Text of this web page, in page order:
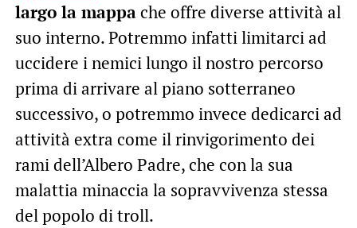
largo la mappache offre diverse attività al
suo interno. Potremmo infatti limitarci ad
uccidere i nemici lungo il nostro percorso
prima di arrivare al piano sotterraneo
successivo, o potremmo invece dedicarci ad
attività extra come il rinvigorimento dei
rami dell’Albero Padre, che con la sua
malattia minaccia la sopravvivenza stessa
del popolo di troll.